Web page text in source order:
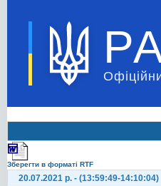
Зберегти в форматі RTF
20.07.2021 р. - (13:59:49-14:10:04)